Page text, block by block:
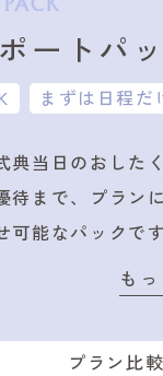
ートパ
まずは日程だ
典当日のおしたく
待まで、プラン
可能なパックです
も
プラン比